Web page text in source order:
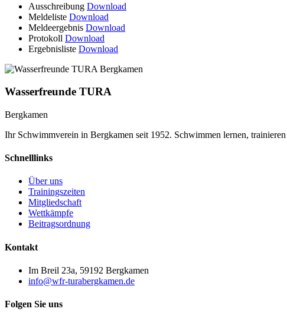
Ausschreibung Download
Meldeliste Download
Meldeergebnis Download
Protokoll Download
Ergebnisliste Download
Wasserfreunde TURA
Bergkamen
Ihr Schwimmverein in Bergkamen seit 1952. Schwimmen lernen, trainieren
Schnelllinks
Über uns
Trainingszeiten
Mitgliedschaft
Wettkämpfe
Beitragsordnung
Kontakt
Im Breil 23a, 59192 Bergkamen
info@wfr-turabergkamen.de
Folgen Sie uns